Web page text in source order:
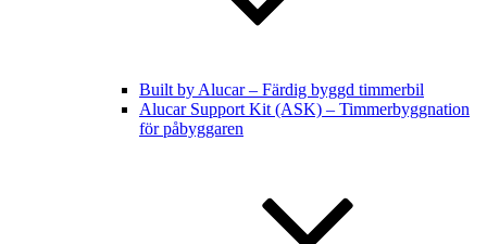
Built by Alucar – Färdig byggd timmerbil
Alucar Support Kit (ASK) – Timmerbyggnation
för påbyggaren